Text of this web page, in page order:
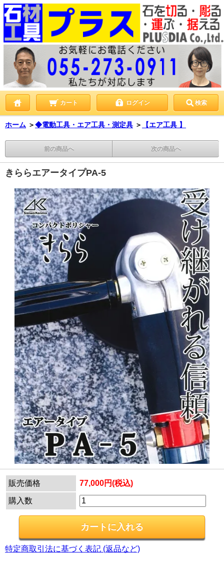
カート ログイン 検索
ホーム ＞◆電動工具・エア工具・測定具 ＞ 【エア工具 】
前の商品へ 次の商品へ
きららエアータイプPA-5
販売価格 77,000円(税込)
購入数
特定商取引法に基づく表記 (返品など)